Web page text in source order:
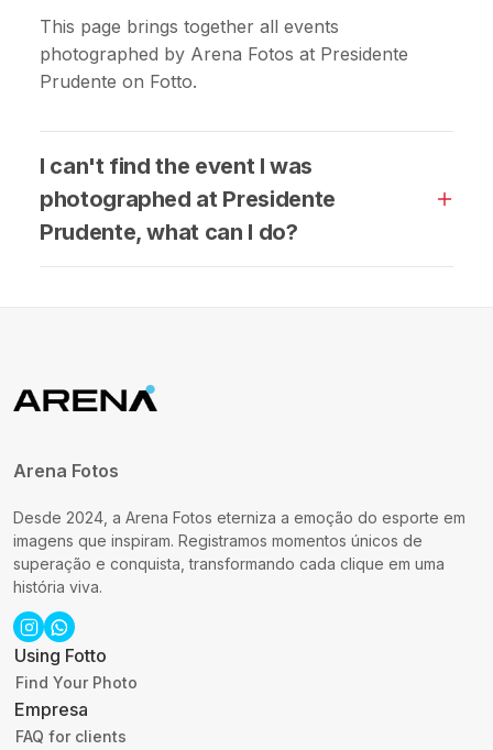
This page brings together all events
photographed by Arena Fotos at Presidente
Prudente on Fotto.
I can't find the event I was
photographed at Presidente
Prudente, what can I do?
Arena Fotos
Desde 2024, a Arena Fotos eterniza a emoção do esporte em
imagens que inspiram. Registramos momentos únicos de
superação e conquista, transformando cada clique em uma
história viva.
Using Fotto
Find Your Photo
Empresa
FAQ for clients